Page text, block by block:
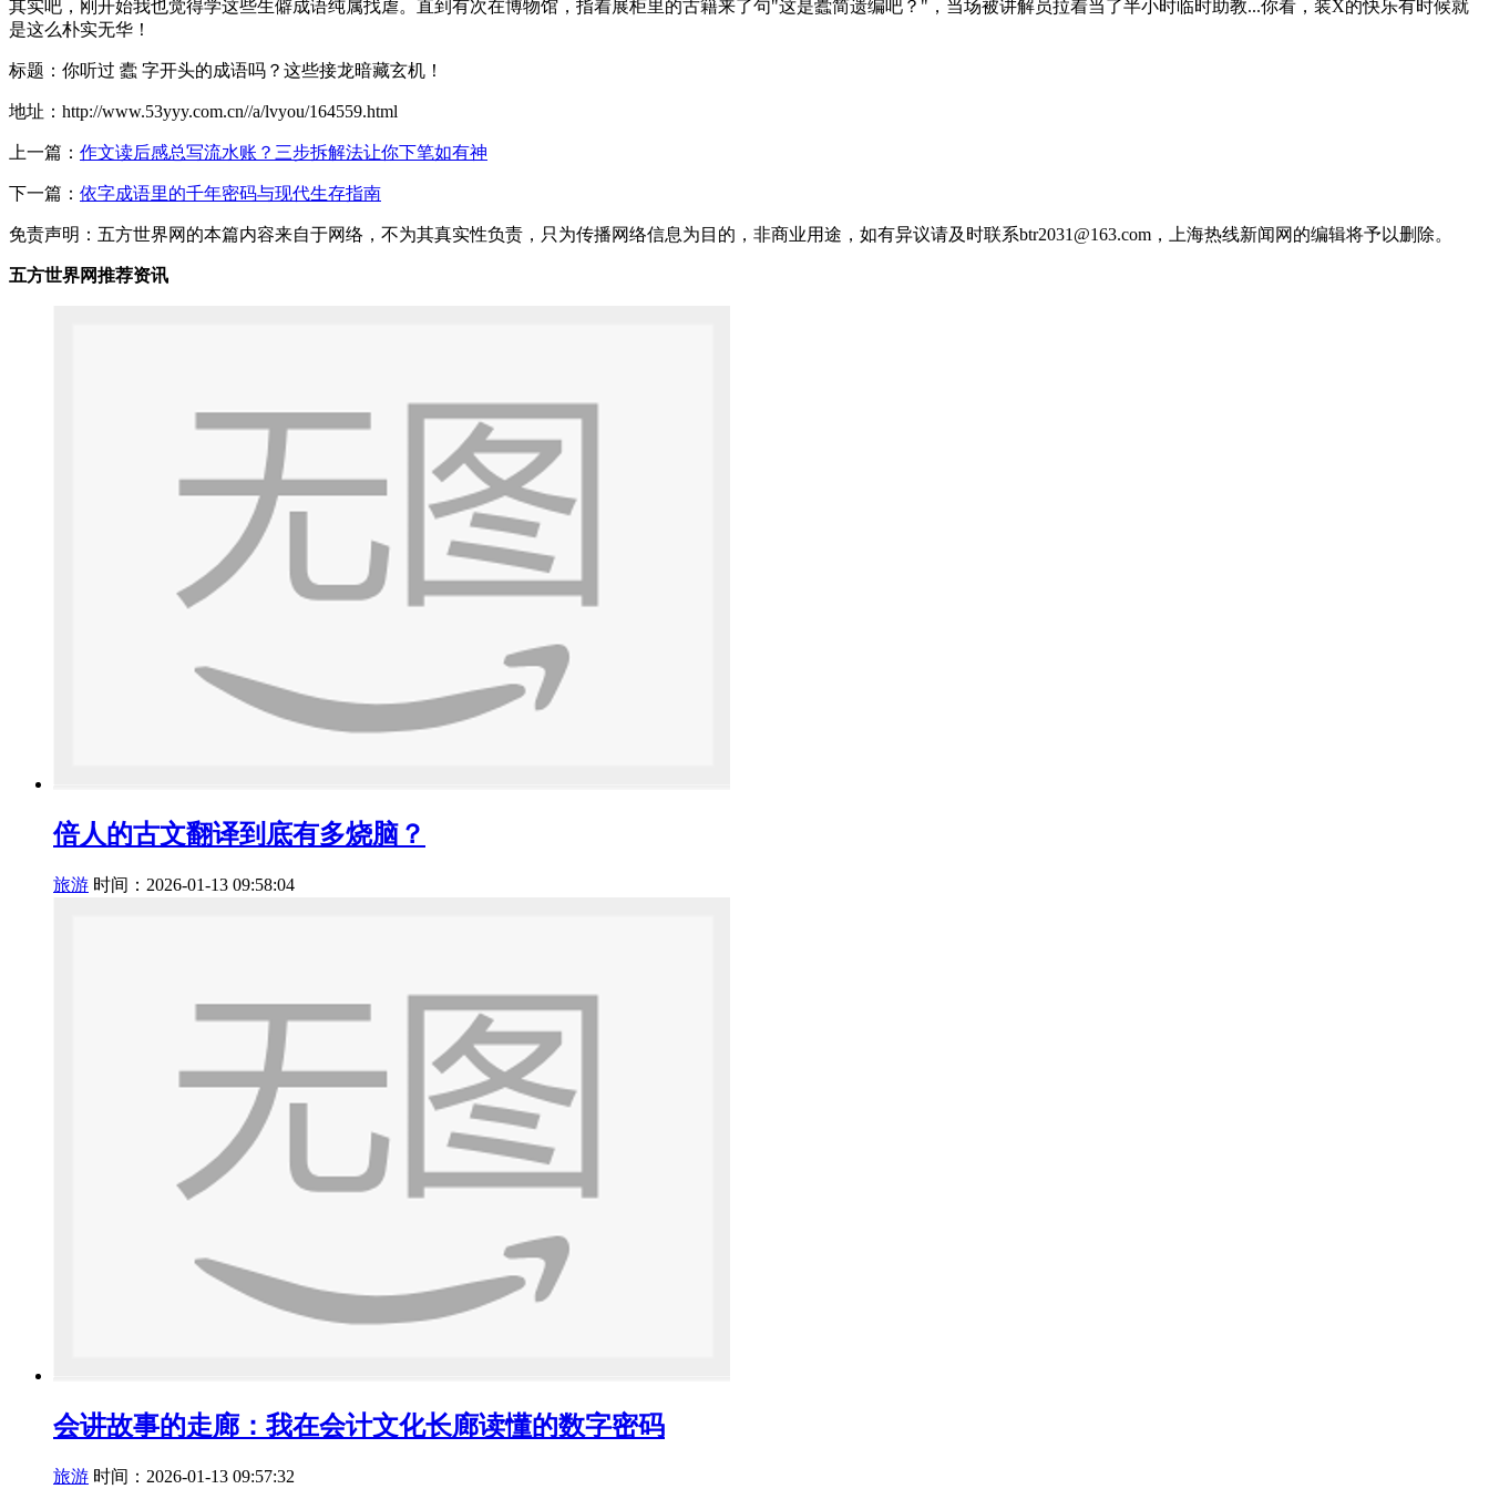
其实吧，刚开始我也觉得学这些生僻成语纯属找虐。直到有次在博物馆，指着展柜里的古籍来了句"这是蠹简遗编吧？"，当场被讲解员拉着当了半小时临时助教...你看，装X的快乐有时候就
是这么朴实无华！
标题：你听过 蠹 字开头的成语吗？这些接龙暗藏玄机！
地址：http://www.53yyy.com.cn//a/lvyou/164559.html
上一篇： 作文读后感总写流水账？三步拆解法让你下笔如有神
下一篇： 依字成语里的千年密码与现代生存指南
免责声明：五方世界网的本篇内容来自于网络，不为其真实性负责，只为传播网络信息为目的，非商业用途，如有异议请及时联系btr2031@163.com，上海热线新闻网的编辑将予以删除。
五方世界网推荐资讯
倍人的古文翻译到底有多烧脑？
旅游 时间：2026-01-13 09:58:04
会讲故事的走廊：我在会计文化长廊读懂的数字密码
旅游 时间：2026-01-13 09:57:32